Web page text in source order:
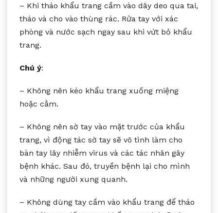
– Khi tháo khẩu trang cầm vào dây deo qua tai,
tháo và cho vào thùng rác. Rửa tay với xác
phòng và nước sạch ngay sau khi vứt bỏ khẩu
trang.
Chú ý:
– Không nên kéo khẩu trang xuống miệng
hoặc cằm.
– Không nên sờ tay vào mặt trước của khẩu
trang, vì động tác sờ tay sẽ vô tình làm cho
bàn tay lây nhiễm virus và các tác nhân gây
bệnh khác. Sau đó, truyền bệnh lại cho mình
và những người xung quanh.
– Không dùng tay cầm vào khẩu trang để tháo